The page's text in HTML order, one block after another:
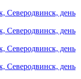
Северодвинск, день
Северодвинск, день
Северодвинск, день
Северодвинск, день